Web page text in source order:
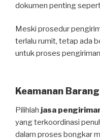
dokumen penting
Meski prosedur
terlalu rumit, tetap ada
untuk proses
Keamanan
Pilihlah jasa
yang terkoordinasi
dalam proses bongkar